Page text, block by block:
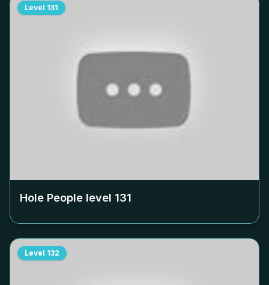
Level 131
Hole People level 131
Level 132